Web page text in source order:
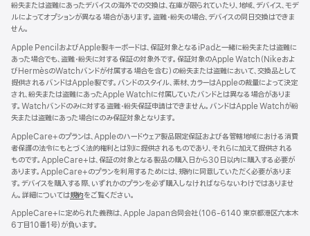
紛失または盗難にあったデバイスの海外での交換は、在庫が限られていたり、地域、デバイス、モデ
ルによってオプションが異なる場合があります。盗難・紛失の場合、デバイスの同日交換はできま
せん。
Apple PencilおよびApple製キーボードは、保証対象となるiPadと一緒に紛失または盗難に
あった場合でも、盗難・紛失に対する保証の対象外です。保証対象のApple Watch（Nikeおよ
びHermèsのWatchバンドが付属する場合を含む）の紛失または盗難において、交換品として
提供されるバンドはApple製です。バンドのスタイル、素材、カラーはAppleの裁量によって決定
され、紛失または盗難にあったApple Watchに付属していたバンドとは異なる場合がありま
す。Watchバンドのみに対する盗難・紛失保証申請はできません。バンドはApple Watchが紛
失または盗難にあった場合にのみ保証対象となります。
AppleCare+のプランは、Appleのハードウェア製品限定保証および各管轄地域における消費
者保護の法令にもとづく法的権利とは別に提供されるものであり、それらに加えて提供される
ものです。AppleCare+は、保証の対象となる製品の購入日から30日以内に購入する必要が
あります。AppleCare+のプランを利用するためには、規約に同意していただく必要がありま
す。デバイスを購入する際、いずれかのプランを必ず購入しなければならないわけではありませ
ん。詳細については規約（新
ウ
イ
をご覧ください。
AppleCare+に定められた義務は、Apple Japan合同会社（106-6140 東京都港区六本木
6丁目10番1号）が負いま す 。